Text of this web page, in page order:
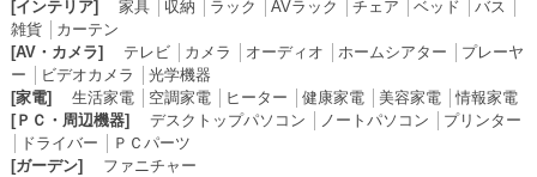
[インテリア]
家具│ 収納 ラック AVラック チェア ベッド バス
雑貨│ カーテン
[AV・カメラ]
テレビ│ カメラ オーディオ ホームシアター
プレーヤ
ー
ビデオカメラ
光学機器
[家電]
生活家電│ 空調家電│ ヒーター 健康家電│ 美容家電│情報家電
[ＰＣ・周辺機器]
デスクトップパソコン ノートパソコン
プリンター
ドライバー
ＰＣパーツ
[ガーデン]
ファニチャー